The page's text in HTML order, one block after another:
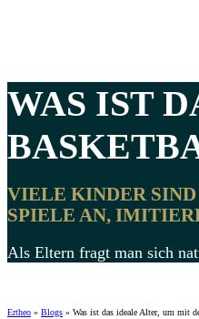
WAS IST
VIELE KINDER
SPIELE AN,
Als Eltern fragt man sich
Ertheo » Blogs » Was ist das ideale Alter, um mit